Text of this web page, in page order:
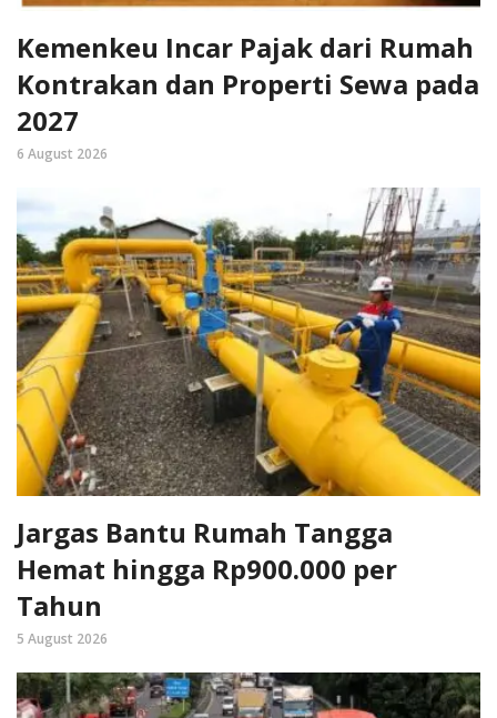
Kemenkeu Incar Pajak dari Rumah
Kontrakan dan Properti Sewa pada
2027
6 August 2026
Jargas Bantu Rumah Tangga
Hemat hingga Rp900.000 per
Tahun
5 August 2026